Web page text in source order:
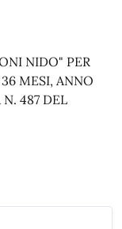
NIDO" PER
MESI, ANNO
487 DEL